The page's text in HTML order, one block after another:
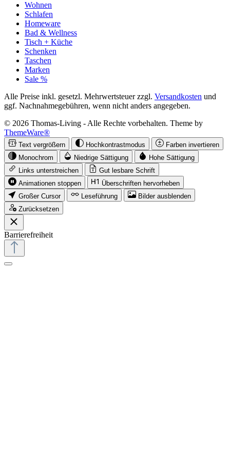
Wohnen
Schlafen
Homeware
Bad & Wellness
Tisch + Küche
Schenken
Taschen
Marken
Sale %
Alle Preise inkl. gesetzl. Mehrwertsteuer zzgl. Versandkosten und
ggf. Nachnahmegebühren, wenn nicht anders angegeben.
© 2026 Thomas-Living - Alle Rechte vorbehalten. Theme by
ThemeWare®
Text vergrößern Hochkontrastmodus
Farben invertieren
Monochrom
Niedrige Sättigung
Hohe Sättigung
Links unterstreichen
Gut lesbare Schrift
Animationen stoppen
Überschriften hervorheben
Großer Cursor
Leseführung
Bilder ausblenden
Zurücksetzen
Barrierefreiheit